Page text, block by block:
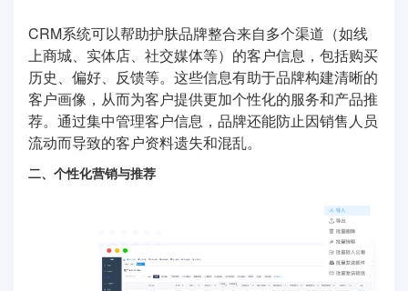
CRM系统可以帮助护肤品牌整合来自多个渠道（如线
上商城、实体店、社交媒体等）的客户信息，包括购买
历史、偏好、反馈等。这些信息有助于品牌构建清晰的
客户画像，从而为客户提供更加个性化的服务和产品推
荐。通过集中管理客户信息，品牌还能防止因销售人员
流动而导致的客户资料遗失和混乱。
二、个性化营销与推荐